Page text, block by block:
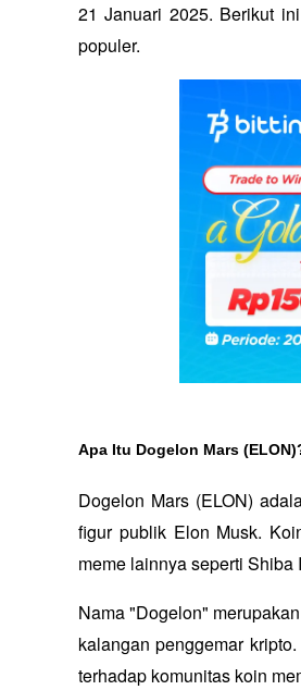
21 Januari 2025. Berikut
populer.
Apa Itu Dogelon Mars
Dogelon Mars (ELON)
figur publik Elon Musk.
meme lainnya seperti Shiba
Nama "Dogelon"
kalangan penggemar
terhadap komunitas koin